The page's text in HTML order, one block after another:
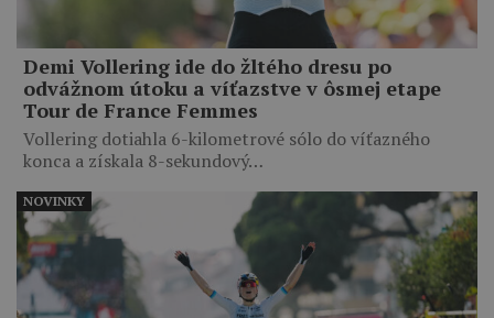
Demi Vollering ide do žltého dresu po
odvážnom útoku a víťazstve v ôsmej etape
Tour de France Femmes
Vollering dotiahla 6-kilometrové sólo do víťazného
konca a získala 8-sekundový…
NOVINKY